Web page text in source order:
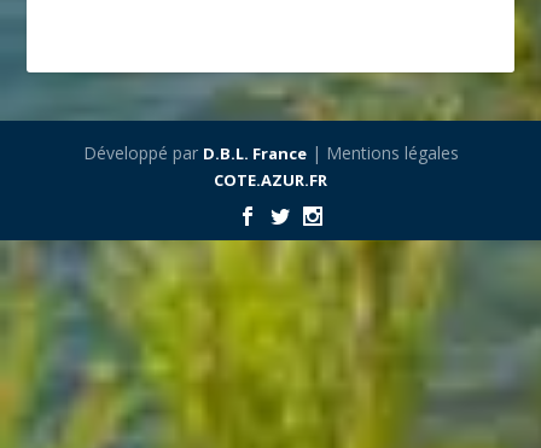
Développé par D.B.L. France| Mentions légales
COTE.AZUR.FR